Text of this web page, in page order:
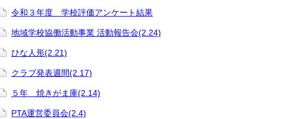
令和３年度 学校評価アンケート結果
地域学校協働活動事業 活動報告会(2.24)
ひな人形(2.21)
クラブ発表週間(2.17)
５年 焼きがま庫(2.14)
PTA運営委員会(2.4)